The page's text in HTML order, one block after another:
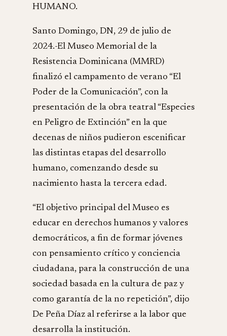
HUMANO.
Santo Domingo, DN, 29 de julio de
2024.-El Museo Memorial de la
Resistencia Dominicana (MMRD)
finalizó el campamento de verano “El
Poder de la Comunicación”, con la
presentación de la obra teatral “Especies
en Peligro de Extinción” en la que
decenas de niños pudieron escenificar
las distintas etapas del desarrollo
humano, comenzando desde su
nacimiento hasta la tercera edad.
“El objetivo principal del Museo es
educar en derechos humanos y valores
democráticos, a fin de formar jóvenes
con pensamiento crítico y conciencia
ciudadana, para la construcción de una
sociedad basada en la cultura de paz y
como garantía de la no repetición”, dijo
De Peña Díaz al referirse a la labor que
desarrolla la institución.